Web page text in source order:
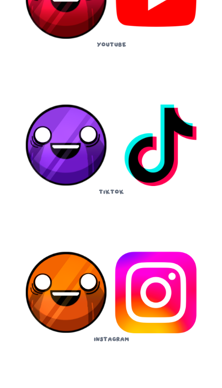
YouTube
TikTok
Instagram